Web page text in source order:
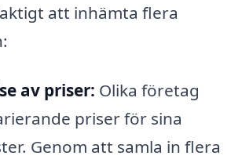
att inhämta flera
av priser: Olika företag
priser för sina
Genom att samla in flera